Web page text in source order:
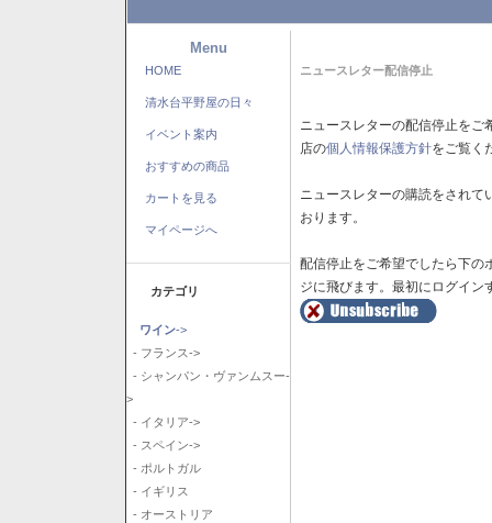
Menu
HOME
清水台平野屋の日々
イベント案内
おすすめの商品
カートを見る
マイページへ
カテゴリ
ワイン->
- フランス->
- シャンパン・ヴァンムスー-
>
- イタリア->
- スペイン->
- ポルトガル
- イギリス
- オーストリア
ニュースレター配信停止
ニュースレターの配信停止を
店の個人情報保護方針をご覧く
ニュースレターの購読をされ
おります。
配信停止をご希望でしたら下の
ジに飛びます。最初にログイン